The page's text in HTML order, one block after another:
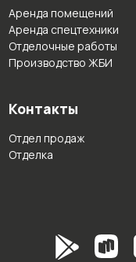
Аренда помещений
Аренда спецтехники
Отделочные работы
Производство ЖБИ
Контакты
Отдел продаж
Отделка